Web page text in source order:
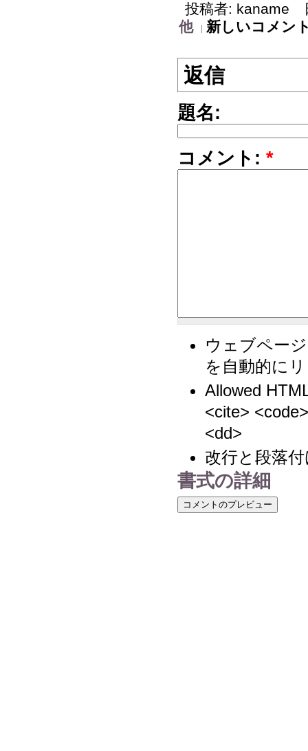
投稿者: kaname
他
新しいコメン
返信
題名:
コメント: *
ウェブペー
を自動的に
Allowed
<cite>
<dd>
改行と段落
書式の詳細